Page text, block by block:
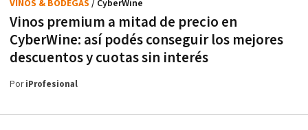
Vinos premium a mitad de precio en
CyberWine: así podés conseguir los mejores
descuentos y cuotas sin interés
VINOS & BODEGAS / CyberWine
PoriProfesional